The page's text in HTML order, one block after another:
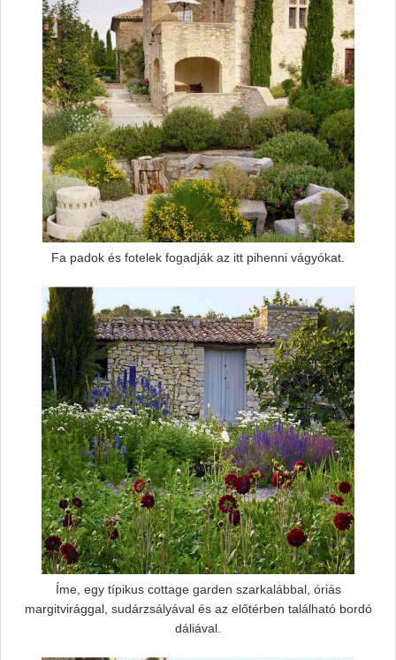
Fa padok és fotelek fogadják az itt pihenni vágyókat.
Íme, egy típikus cottage garden szarkalábbal, óriás
margitvirággal, sudárzsályával és az előtérben található bordó
dáliával.